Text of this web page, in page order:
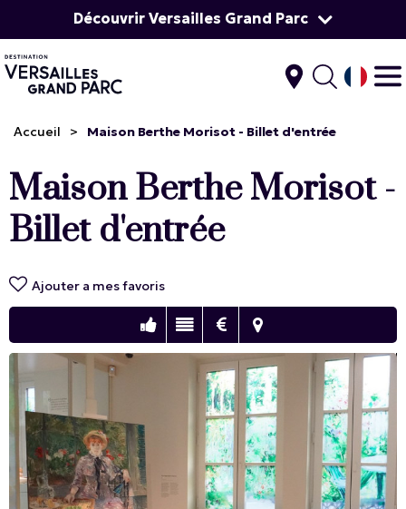
Découvrir Versailles Grand Parc
Accueil > Maison Berthe Morisot - Billet d'entrée
Maison Berthe Morisot -
Billet d'entrée
Ajouter a mes favoris